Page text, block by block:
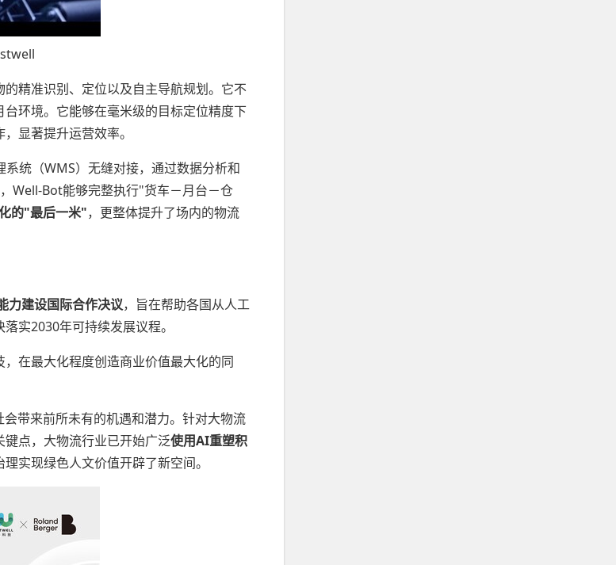
精准识别、定位以及自主导航规划。它不
环境。它能够在毫米级的目标定位精度下
显著提升运营效率。
统（WMS）无缝对接，通过数据分析和
Well-Bot能够完整执行"货车－月台－仓
的"最后一米"，更整体提升了场内的物流
力建设国际合作决议，旨在帮助各国从人工
实2030年可持续发展议程。
在最大化程度创造商业价值最大化的同
带来前所未有的机遇和潜力。针对大物流
点，大物流行业已开始广泛使用AI重塑积
实现绿色人文价值开辟了新空间。